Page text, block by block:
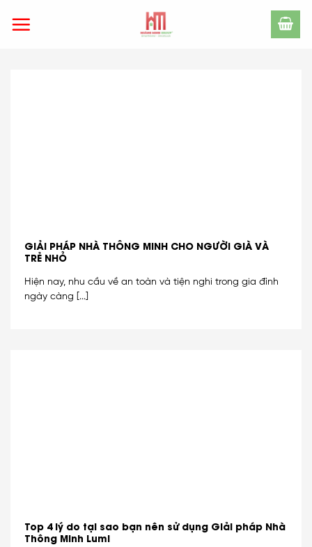
GIẢI PHÁP NHÀ THÔNG MINH CHO NGƯỜI GIÀ VÀ
TRẺ NHỎ
Hiện nay, nhu cầu về an toàn và tiện nghi trong gia đình
ngày càng [...]
Top 4 lý do tại sao bạn nên sử dụng Giải pháp Nhà
Thông Minh Lumi